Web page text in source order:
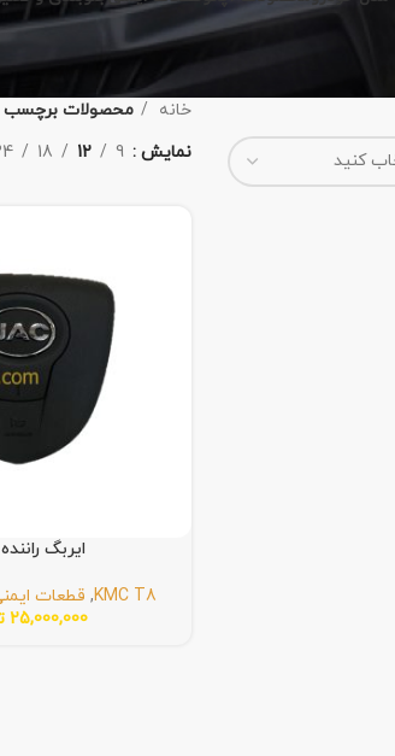
خانه
محصولات برچسب
نمایش 9
12
18
ایربگ
KMC T8
, قطعات
25,000,000